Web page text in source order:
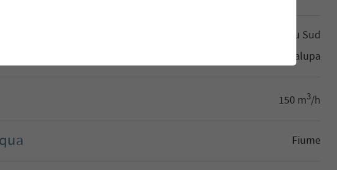
Communauté d'agglomération du Sud
Basse-Terre (CASBT), Guadalupa
150 m3/h
Fiume